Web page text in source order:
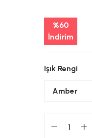
%60
İndirim
Işık Rengi